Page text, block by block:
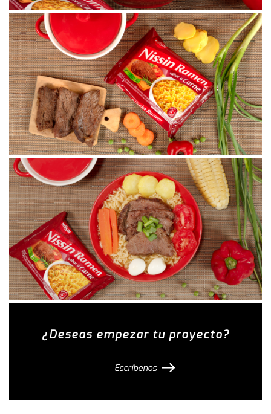
¿Deseas empezar tu proyecto?
Escríbenos